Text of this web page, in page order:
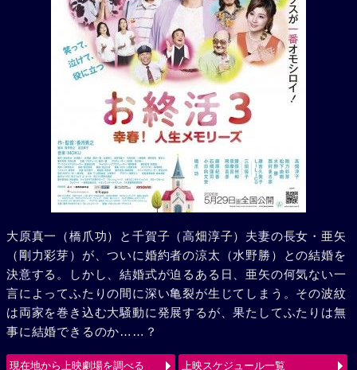
大原真一（橋爪功）と千賀子（高畑淳子）夫妻の長女・亜矢
（剛力彩芽）が、ついに婚約者の涼太（水野勝）との結婚を
決意する。しかし、結婚式が迫るある日、亜矢の何気ない一
言によってふたりの間に深い亀裂が生じてしまう。その波紋
は両家を巻き込む大騒動に発展するが、果たしてふたりは無
事に結婚できるのか……？
現在地から上映劇場を調べる 上映スケジュール一覧